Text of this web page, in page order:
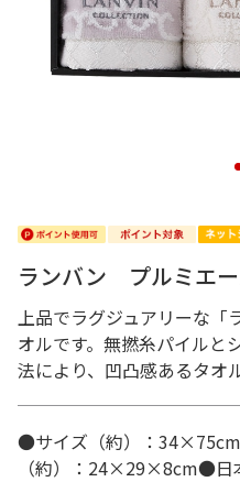
ランバン プルミエ
上品でラグジュアリーな「
オルです。無撚糸パイルと
法により、凹凸感あるタオ
●サイズ（約）：
（約）：24×29×8cm●日